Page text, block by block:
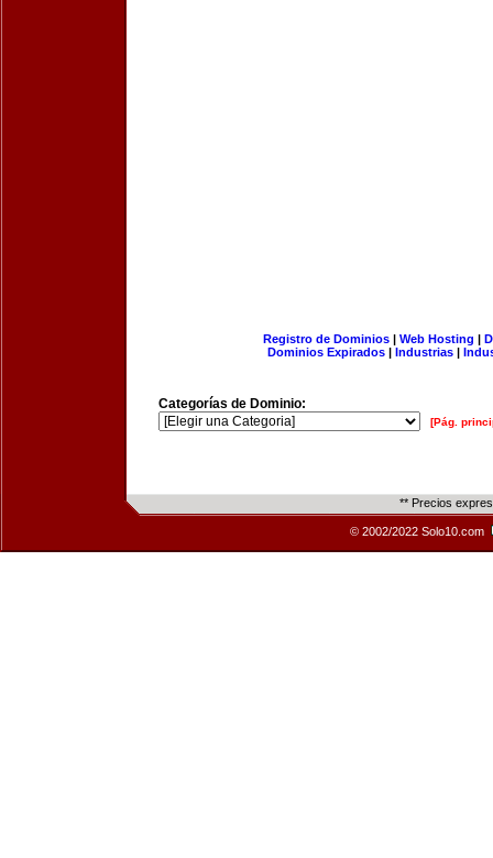
Registro de Dominios| Web Hosting |
Dominios Expirados | Industrias |
Categorías de Dominio:
[Pág.
** Precios
© 2002/2022 Solo10.com